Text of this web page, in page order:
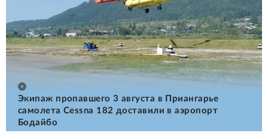
Экипаж пропавшего 3 августа в Приангарье
самолета Cessna 182 доставили в аэропорт
Бодайбо